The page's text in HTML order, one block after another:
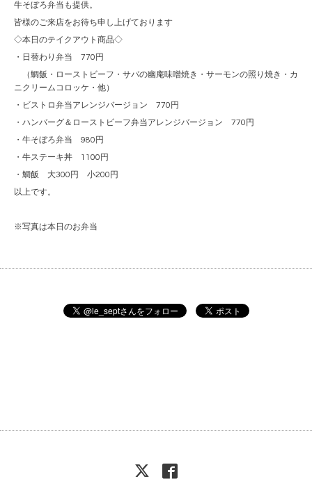
牛そぼろ弁当も提供。
皆様のご来店をお待ち申し上げております
◇本日のテイクアウト商品◇
・日替わり弁当 770円
（鯛飯・ローストビーフ・サバの幽庵味噌焼き・サーモンの照り焼き・カ
ニクリームコロッケ・他）
・ビストロ弁当アレンジバージョン 770円
・ハンバーグ＆ローストビーフ弁当アレンジバージョン 770円
・牛そぼろ弁当 980円
・牛ステーキ丼 1100円
・鯛飯 大300円 小200円
以上です。
※写真は本日のお弁当